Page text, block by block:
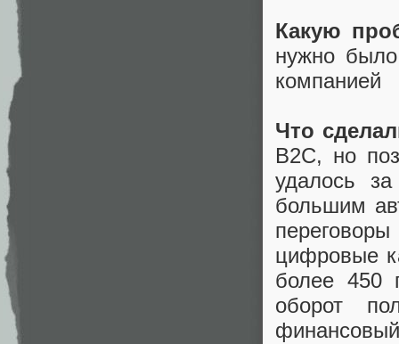
Какую
нужно
компанией
Что
B2C, но
удалось
большим
цифровые
более 450
оборот